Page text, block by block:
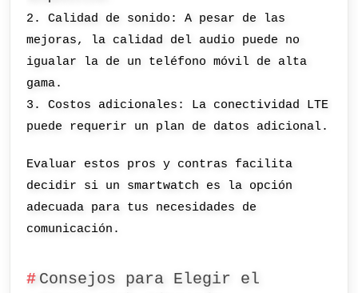
2. Calidad de sonido: A pesar de las
mejoras, la calidad del audio puede no
igualar la de un teléfono móvil de alta
gama.
3. Costos adicionales: La conectividad LTE
puede requerir un plan de datos adicional.
Evaluar estos pros y contras facilita
decidir si un smartwatch es la opción
adecuada para tus necesidades de
comunicación.
Consejos para Elegir el